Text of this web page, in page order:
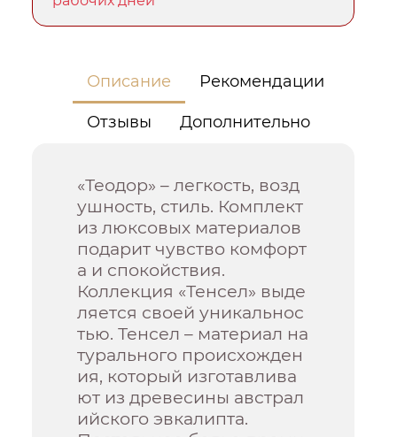
Описание Рекомендации
Отзывы Дополнительно
«Теодор» – легкость, возд
ушность, стиль. Комплект
из люксовых материалов
подарит чувство комфорт
а и спокойствия.
Коллекция «Тенсел» выде
ляется своей уникальнос
тью. Тенсел – материал на
турального происхожден
ия, который изготавлива
ют из древесины австрал
ийского эвкалипта.